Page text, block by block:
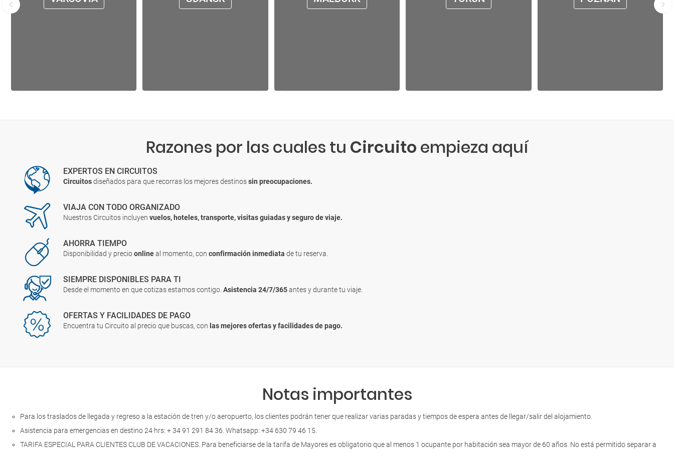
Razones por las cuales tu Circuito empieza aquí
EXPERTOS EN CIRCUITOS
Circuitosdiseñados para que recorras los mejores destinossin preocupaciones.
VIAJA CON TODO ORGANIZADO
Nuestros Circuitos incluyenvuelos, hoteles, transporte, visitas guiadas y seguro de viaje.
AHORRA TIEMPO
Disponibilidad y precioonlineal momento, conconfirmación inmediatade tu reserva.
SIEMPRE DISPONIBLES PARA TI
Desde el momento en que cotizas estamos contigo.Asistencia 24/7/365antes y durante tu viaje.
OFERTAS Y FACILIDADES DE PAGO
Encuentra tu Circuito al precio que buscas, con las mejores ofertas y facilidades de pago.
Notas importantes
Para los traslados de llegada y regreso a la estación de tren y/o aeropuerto, los clientes podrán tener que realizar varias paradas y tiempos de espera antes de llegar/salir del alojamiento.
Asistencia para emergencias en destino 24 hrs: + 34 91 291 84 36. Whatsapp: +34 630 79 46 15.
TARIFA ESPECIAL PARA CLIENTES CLUB DE VACACIONES. Para beneficiarse de la tarifa de Mayores es obligatorio que al menos 1 ocupante por habitación sea mayor de 60 años. No está permitido separar a